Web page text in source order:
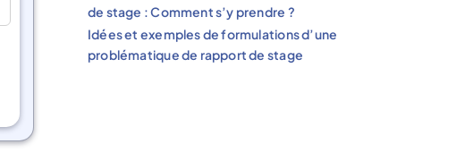
de stage : Comment s’y prendre ?
Idées et exemples de formulations d’une
problématique de rapport de stage